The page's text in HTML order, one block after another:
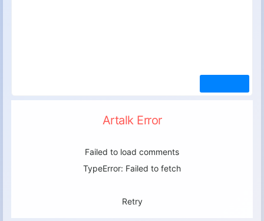
Artalk Error
Failed to load comments
TypeError: Failed to fetch
Retry